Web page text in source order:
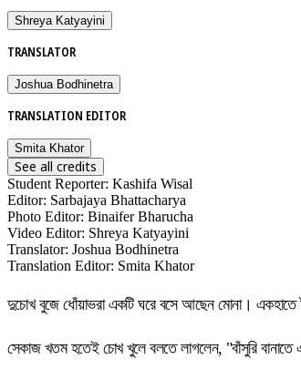
Shreya Katyayini
TRANSLATOR
Joshua Bodhinetra
TRANSLATION EDITOR
Smita Khator
See all credits
Student Reporter: Kashifa Wisal
Editor: Sarbajaya Bhattacharya
Photo Editor: Binaifer Bharucha
Video Editor: Shreya Katyayini
Translator: Joshua Bodhinetra
Translation Editor: Smita Khator
দুচোখ বুজে ধোঁয়াভরা একটি ঘরে বসে আছেন মোনা। একহাতে
সেকাজ খতম হতেই চোখ খুলে বলতে লাগলেন, "বাঁসুরি